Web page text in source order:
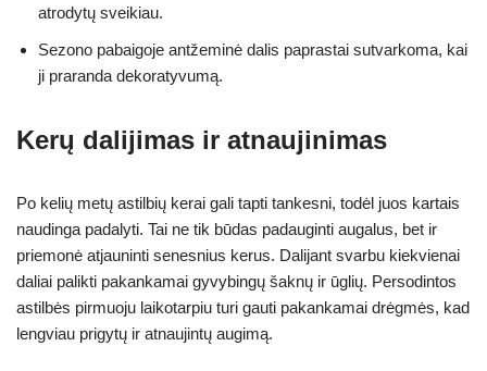
atrodytų sveikiau.
Sezono pabaigoje antžeminė dalis paprastai sutvarkoma, kai
ji praranda dekoratyvumą.
Kerų dalijimas ir atnaujinimas
Po kelių metų astilbių kerai gali tapti tankesni, todėl juos kartais
naudinga padalyti. Tai ne tik būdas padauginti augalus, bet ir
priemonė atjauninti senesnius kerus. Dalijant svarbu kiekvienai
daliai palikti pakankamai gyvybingų šaknų ir ūglių. Persodintos
astilbės pirmuoju laikotarpiu turi gauti pakankamai drėgmės, kad
lengviau prigytų ir atnaujintų augimą.